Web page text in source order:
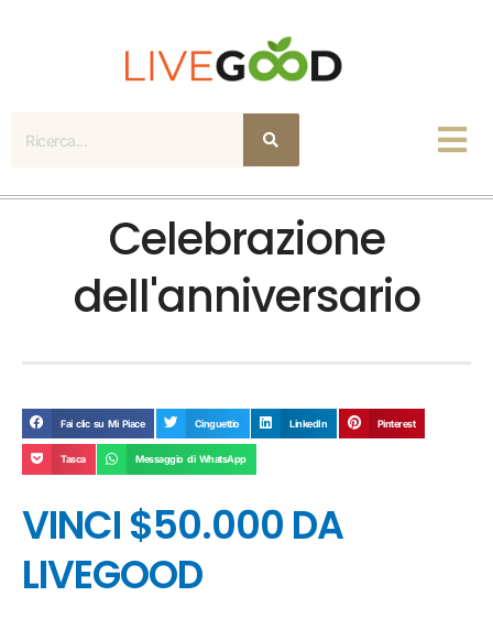
Ricerca
Celebrazione
dell'anniversario
Fai clic su Mi Piace Cinguettio LinkedIn Pinterest
Tasca Messaggio di WhatsApp
VINCI $50.000 DA
LIVEGOOD